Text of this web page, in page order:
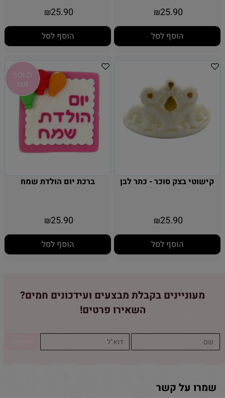
₪25.90
הוסף לסל
₪25.90
הוסף לסל
קישוטי בצק סוכר - כתר לבן
₪25.90
הוסף לסל
ברכת יום הולדת שמח
₪25.90
הוסף לסל
מעוניינים בקבלת מבצעים ועידכונים חמים?
השאירו פרטים!
שמרו על קשר